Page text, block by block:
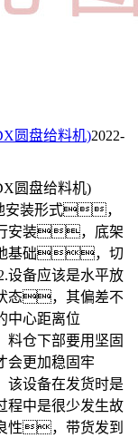
圆盘给料机)2022-
圆盘给料机)
安装形式，
行安装，底架
基础，切
备应该是水平放
态，其偏差不
心距离位
仓下部要用坚固
更加稳固牢
设备在发货时是
中是很少发生故
性，带货发到